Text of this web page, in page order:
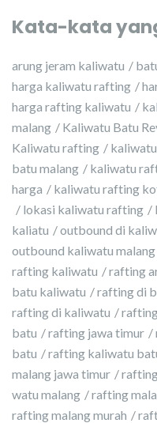
Kata-kata
arung jeram kaliwatu
harga kaliwatu rafting
harga rafting kaliwatu
malang
Kaliwatu Batu
Kaliwatu rafting
batu malang
kaliwatu
harga
kaliwatu rafting
lokasi kaliwatu rafting
kaliatu
outbound di
outbound kaliwatu malang
rafting kaliwatu
rafting
batu kaliwatu
rafting di
rafting di kaliwatu
batu
rafting jawa timur
batu
rafting kaliwatu
malang jawa timur
watu malang
rafting
rafting malang murah